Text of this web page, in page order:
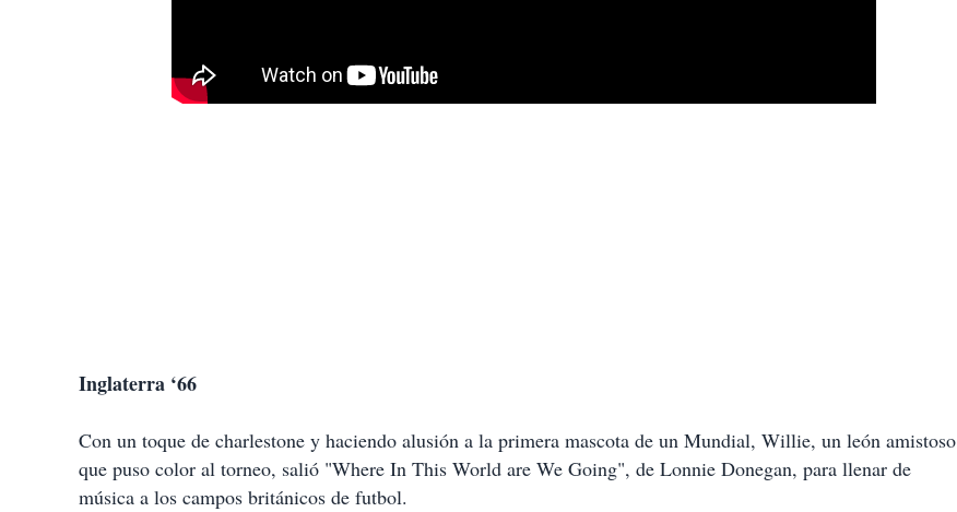
Inglaterra ‘66
Con un toque de charlestone y haciendo alusión a la primera mascota de un Mundial, Willie, un león amistoso
que puso color al torneo, salió "Where In This World are We Going", de Lonnie Donegan, para llenar de
música a los campos británicos de futbol.